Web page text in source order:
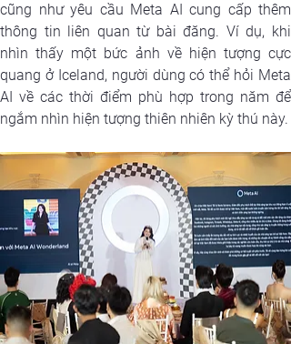
cũng như yêu cầu Meta AI cung cấp thêm
thông tin liên quan từ bài đăng. Ví dụ, khi
nhìn thấy một bức ảnh về hiện tượng cực
quang ở Iceland, người dùng có thể hỏi Meta
AI về các thời điểm phù hợp trong năm để
ngắm nhìn hiện tượng thiên nhiên kỳ thú này.